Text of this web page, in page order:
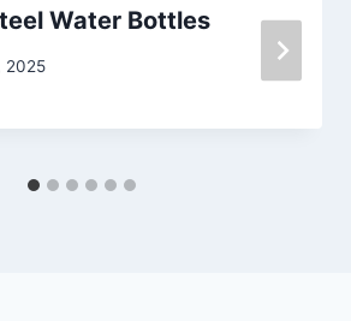
Water Bottles
2025